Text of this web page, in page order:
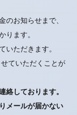
のお知らせまで、
ります。
いただきます。
ていただくことが
絡しております。
メールが届かない